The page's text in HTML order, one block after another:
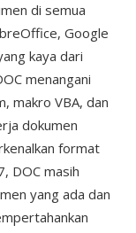
di semua
Google
kaya dari
menangani
makro VBA, dan
dokumen
format
DOC masih
yang ada dan